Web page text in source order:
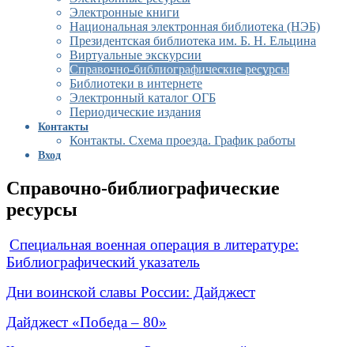
Электронные книги
Национальная электронная библиотека (НЭБ)
Президентская библиотека им. Б. Н. Ельцина
Виртуальные экскурсии
Справочно-библиографические ресурсы
Библиотеки в интернете
Электронный каталог ОГБ
Периодические издания
Контакты
Контакты. Схема проезда. График работы
Вход
Справочно-библиографические
ресурсы
Специальная военная операция в литературе:
Библиографический указатель
Дни воинской славы России: Дайджест
Дайджест «Победа – 80»